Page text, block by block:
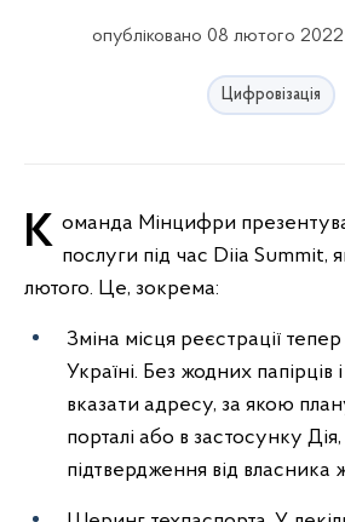
опубліковано 08 лютого
Цифровізація
Команда Мінцифри презентувала нові онлайн- послуги під час Diia Summit,
лютого. Це, зокрема:
Зміна місця реєстрації
Україні. Без жодних
вказати адресу, за якою
порталі або в застосунку
підтвердження від власника